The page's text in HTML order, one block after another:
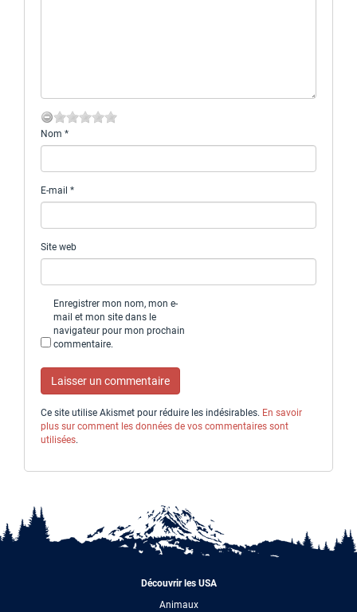
Nom *
E-mail *
Site web
Enregistrer mon nom, mon e-
mail et mon site dans le
navigateur pour mon prochain
commentaire.
Ce site utilise Akismet pour réduire les indésirables. En savoir
plus sur comment les données de vos commentaires sont
utilisées.
Découvrir les USA
Animaux